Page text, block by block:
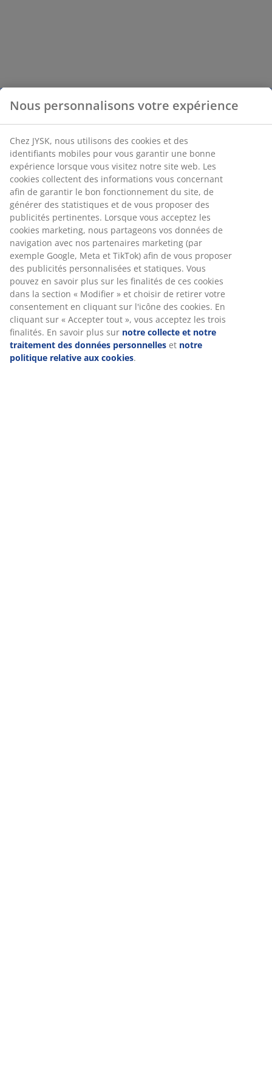
Nous personnalisons votre expérience
Chez JYSK, nous utilisons des cookies et des
identifiants mobiles pour vous garantir une bonne
expérience lorsque vous visitez notre site web. Les
cookies collectent des informations vous concernant
afin de garantir le bon fonctionnement du site, de
générer des statistiques et de vous proposer des
publicités pertinentes. Lorsque vous acceptez les
cookies marketing, nous partageons vos données de
navigation avec nos partenaires marketing (par
exemple Google, Meta et TikTok) afin de vous proposer
des publicités personnalisées et statiques. Vous
pouvez en savoir plus sur les finalités de ces cookies
dans la section « Modifier » et choisir de retirer votre
consentement en cliquant sur l'icône des cookies. En
cliquant sur « Accepter tout », vous acceptez les trois
finalités. En savoir plus sur notre collecte et notre
traitement des données personnelles et notre
politique relative aux cookies.